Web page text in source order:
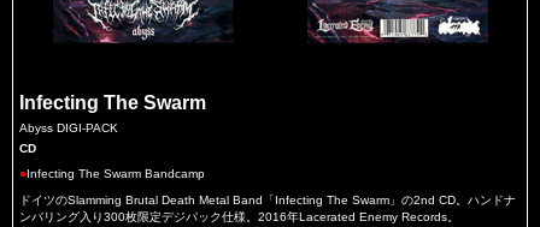
Infecting The Swarm
Abyss DIGI-PACK
CD
●Infecting The Swarm Bandcamp
ドイツのSlamming Brutal Death Metal Band「Infecting The Swarm」の2nd CD。ハンドナ
ンバリング入り300枚限定デジパック仕様。2016年Lacerated Enemy Records。